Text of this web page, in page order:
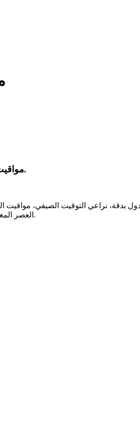
مواقيت اذان الصلاة و القبلة و الاذان الصوتي.
بدقة، نراعي التوقيت الصيفي، مواقيت
العصر المغرب العشاء وموعد صلاة الجمعة و صلاة العيد.